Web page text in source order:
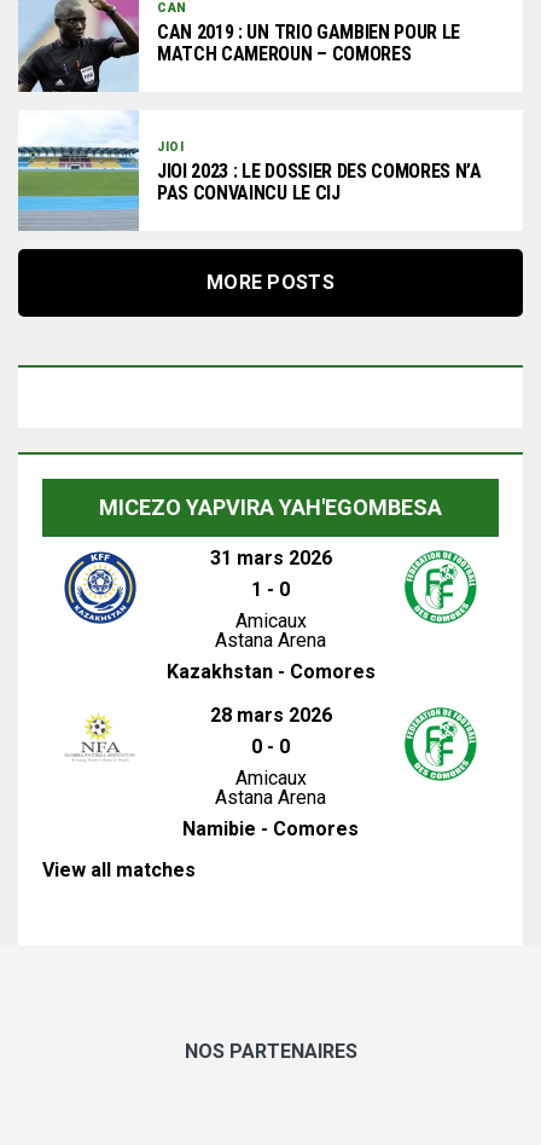
CAN
CAN 2019 : UN TRIO GAMBIEN POUR LE
MATCH CAMEROUN – COMORES
JIOI
JIOI 2023 : LE DOSSIER DES COMORES N’A
PAS CONVAINCU LE CIJ
MORE POSTS
MICEZO YAPVIRA YAH'EGOMBESA
31 mars 2026
1 - 0
Amicaux
Astana Arena
Kazakhstan - Comores
28 mars 2026
0 - 0
Amicaux
Astana Arena
Namibie - Comores
View all matches
NOS PARTENAIRES